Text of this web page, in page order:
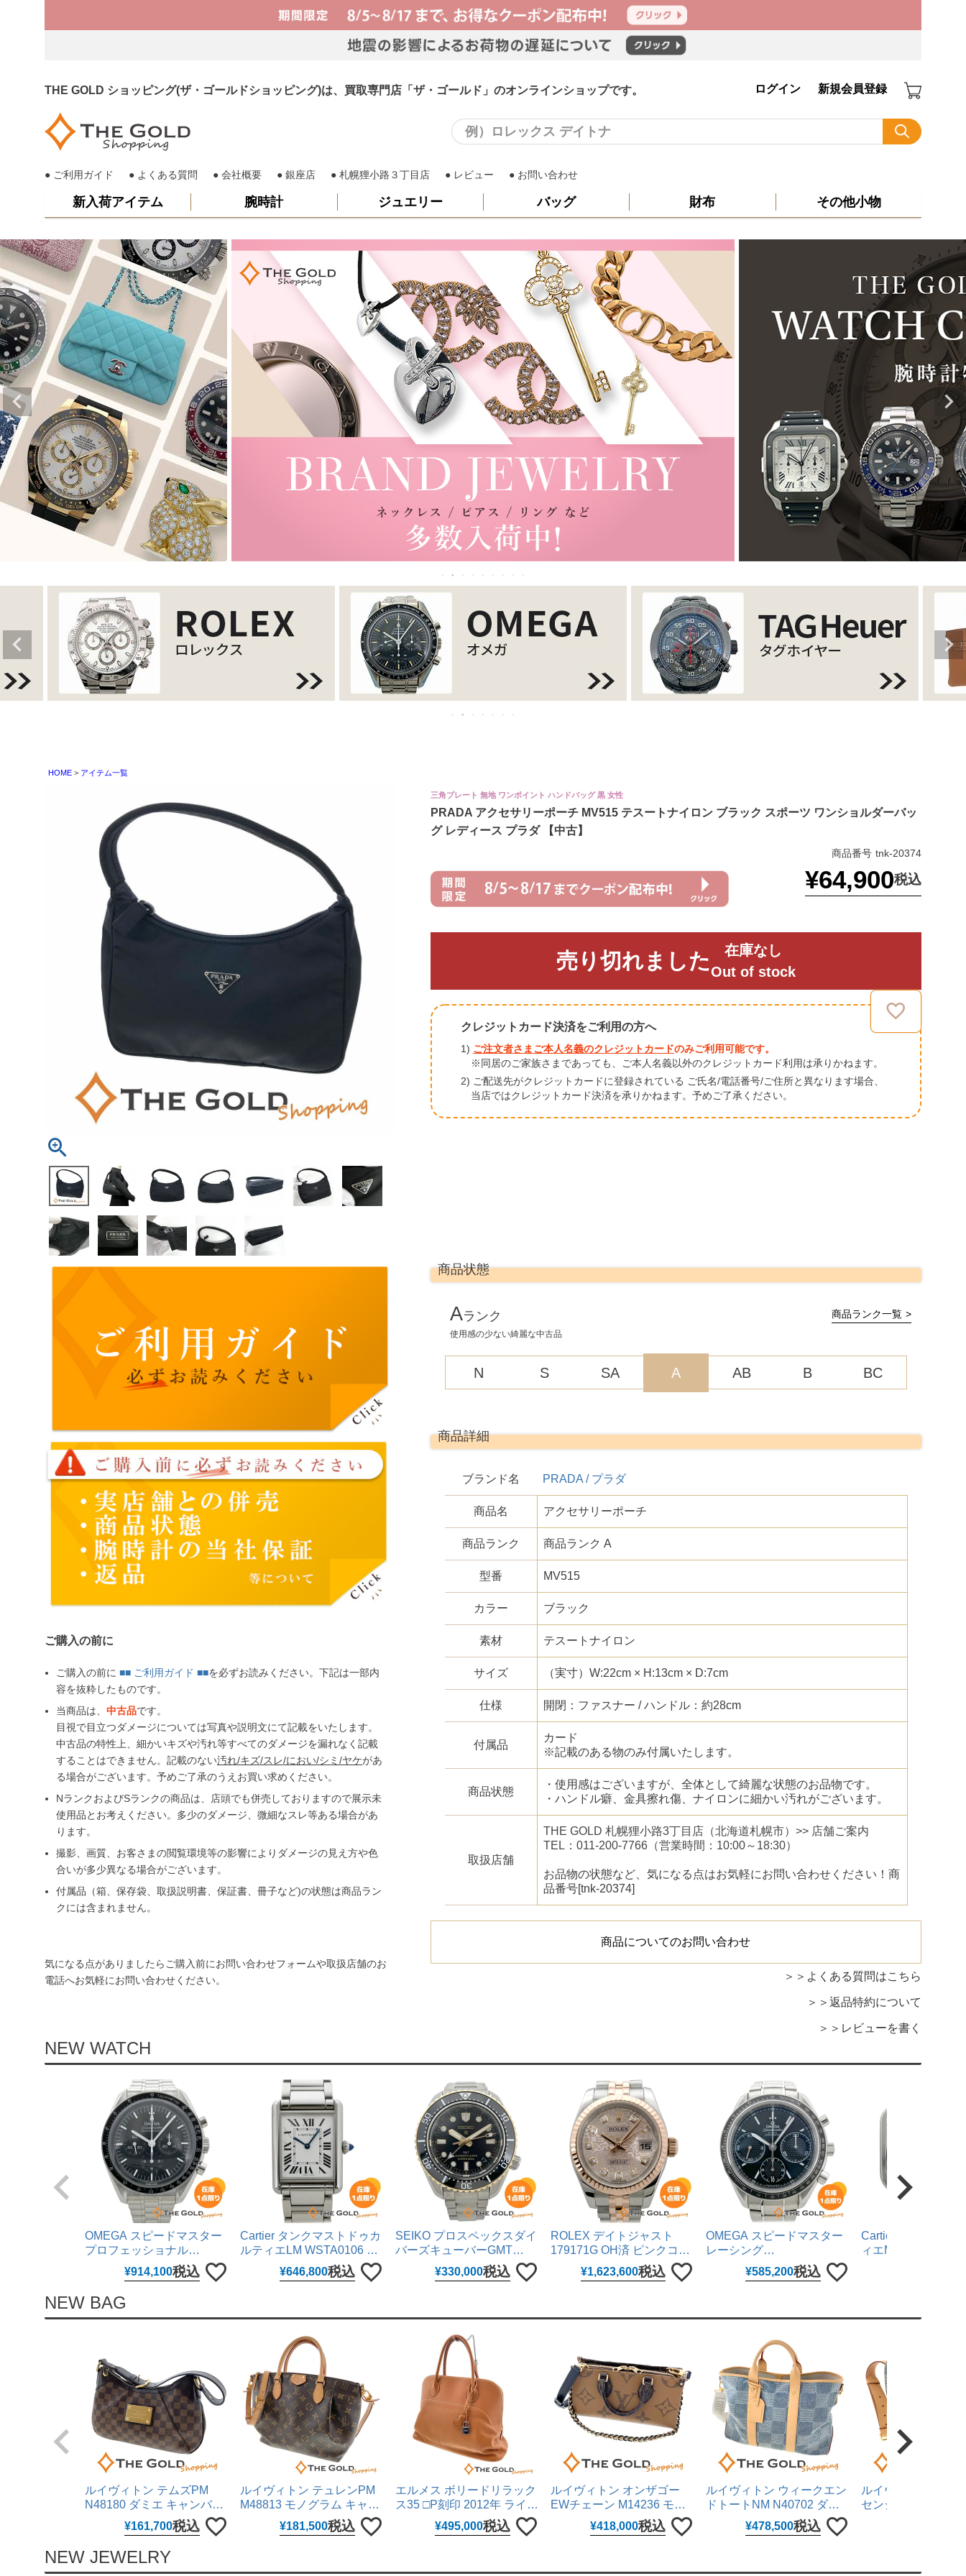
THE GOLD ショッピング(ザ・ゴールドショッピング)は、買取専門店「ザ・ゴールド」のオンラインショップです。 ログイン 新規会員登録
ご利用ガイド よくある質問 会社概要 銀座店 札幌狸小路３丁目店 レビュー お問い合わせ
新入荷アイテム 腕時計 ジュエリー バッグ 財布 その他小物
HOME アイテム一覧
三角プレート 無地 ワンポイント ハンドバッグ 黒 女性
PRADA アクセサリーポーチ MV515 テスートナイロン ブラック スポーツ ワンショルダーバッ
グ レディース プラダ 【中古】
商品番号 tnk-20374
¥64,900税込
売り切れました
在庫なし
Out of stock
クレジットカード決済をご利用の方へ
1) ご注文者さまご本人名義のクレジットカードのみご利用可能です。
※同居のご家族さまであっても、ご本人名義以外のクレジットカード利用は承りかねます。
2) ご配送先がクレジットカードに登録されている ご氏名/電話番号/ご住所と異なります場合、
当店ではクレジットカード決済を承りかねます。予めご了承ください。
ご購入の前に
ご購入の前に ■■ ご利用ガイド ■■を必ずお読みください。下記は一部内
容を抜粋したものです。
当商品は、 中古品です。
目視で目立つダメージについては写真や説明文にて記載をいたします。
中古品の特性上、細かいキズや汚れ等すべてのダメージを漏れなく記載
することはできません。記載のない汚れ/キズ/スレ/におい/シミ/ヤケがあ
る場合がございます。予めご了承のうえお買い求めください。
NランクおよびSランクの商品は、店頭でも併売しておりますので展示未
使用品とお考えください。多少のダメージ、微細なスレ等ある場合があ
ります。
撮影、画質、お客さまの閲覧環境等の影響によりダメージの見え方や色
合いが多少異なる場合がございます。
付属品（箱、保存袋、取扱説明書、保証書、冊子など)の状態は商品ラン
クには含まれません。
気になる点がありましたらご購入前にお問い合わせフォームや取扱店舗のお
電話へお気軽にお問い合わせください。
商品状態
Aランク
使用感の少ない綺麗な中古品
商品ランク一覧
N S SA A AB B BC
商品詳細
ブランド名 PRADA / プラダ
商品名 アクセサリーポーチ
商品ランク 商品ランク A
型番 MV515
カラー ブラック
素材 テスートナイロン
サイズ （実寸）W:22cm × H:13cm × D:7cm
仕様 開閉：ファスナー / ハンドル：約28cm
付属品
カード
※記載のある物のみ付属いたします。
商品状態
・使用感はございますが、全体として綺麗な状態のお品物です。
・ハンドル癖、金具擦れ傷、ナイロンに細かい汚れがございます。
取扱店舗
THE GOLD 札幌狸小路3丁目店（北海道札幌市）>> 店舗ご案内
TEL：011-200-7766（営業時間：10:00～18:30）
お品物の状態など、気になる点はお気軽にお問い合わせください！商
品番号[tnk-20374]
商品についてのお問い合わせ
よくある質問はこちら
返品特約について
レビューを書く
NEW WATCH
OMEGA スピードマスター
プロフェッショナル
310.30.42.50.01.001 仕上げ
済 手巻き 42mm ステンレス
メガ 【中古】
¥914,100税込
Cartier タンクマストドゥカ
ルティエLM WSTA0106 ラ
ージモデル 25mm クォーツ
腕時計 ユニセックス 男女兼
¥646,800税込
SEIKO プロスペックスダイ
バーズキューバーGMT
SBEJ030 6R54-00R0 黒文
字盤 ステンレス 42mm 自動
¥330,000税込
ROLEX デイトジャスト
179171G OH済 ピンクコン
ピューター 26mm コンビ
SS ERG 自動巻き 腕時計
¥1,623,600税込
OMEGA スピードマスター
レーシング
326.30.40.50.01.001 40mm
黒文字盤 ステンレス 自動巻
¥585,200税込
Cartier サントスド
ィエMM
NEW BAG
ルイヴィトン テムズPM
N48180 ダミエ キャンバス
レザー ブラウン 肩掛け ワ
ンショルダー ショルダーバ
古】
¥161,700税込
ルイヴィトン テュレンPM
M48813 モノグラム キャン
バス ブラウン 2WAY 斜め掛
け ハンドバッグ ショルダー
¥181,500税込
エルメス ボリードリラック
ス35 □P刻印 2012年 ライト
ブラウン ヴォー・シッキム
レザー シルバー金具 ハンド
¥495,000税込
ルイヴィトン オンザゴー
EWチェーン M14236 モノ
グラム リバース キャンバス
ブラウン 2WAY ハンドバッ
¥418,000税込
ルイヴィトン ウィークエン
ドトートNM N40702 ダミ
エ デニム3D ブルー 2WAY
ハンドバッグ ショルダーバ
¥478,500税込
ルイヴィトン モン
センジャーMM
NEW JEWELRY